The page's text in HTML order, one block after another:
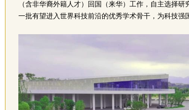
（含非华裔外籍人才）回国（来华）工作，自主选择
一批有望进入世界科技前沿的优秀学术骨干，为科技强